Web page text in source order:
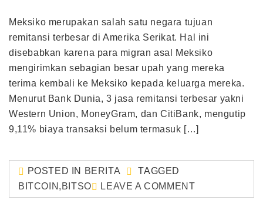
Meksiko merupakan salah satu negara tujuan
remitansi terbesar di Amerika Serikat. Hal ini
disebabkan karena para migran asal Meksiko
mengirimkan sebagian besar upah yang mereka
terima kembali ke Meksiko kepada keluarga mereka.
Menurut Bank Dunia, 3 jasa remitansi terbesar yakni
Western Union, MoneyGram, dan CitiBank, mengutip
9,11% biaya transaksi belum termasuk […]
POSTED IN BERITA
TAGGED
BITCOIN , BITSO LEAVE A COMMENT